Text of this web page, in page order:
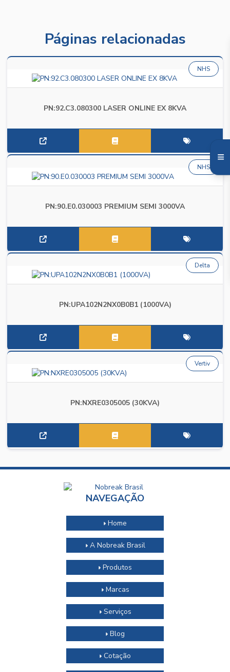
Páginas relacionadas
PN:92.C3.080300 LASER ONLINE EX 8KVA
NHS
PN:90.E0.030003 PREMIUM SEMI 3000VA
NHS
PN:UPA102N2NX0B0B1 (1000VA)
Delta
PN:NXRE0305005 (30KVA)
Vertiv
NAVEGAÇÃO
Home
A Nobreak Brasil
Produtos
Marcas
Serviços
Blog
Cotação